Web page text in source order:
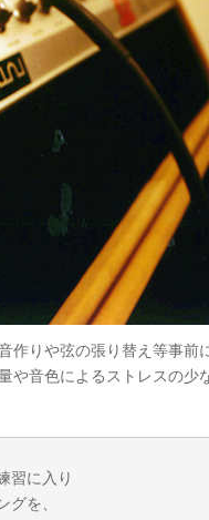
作りや弦の張り替え等事前
や音色によるストレスの少
習に入り
を、